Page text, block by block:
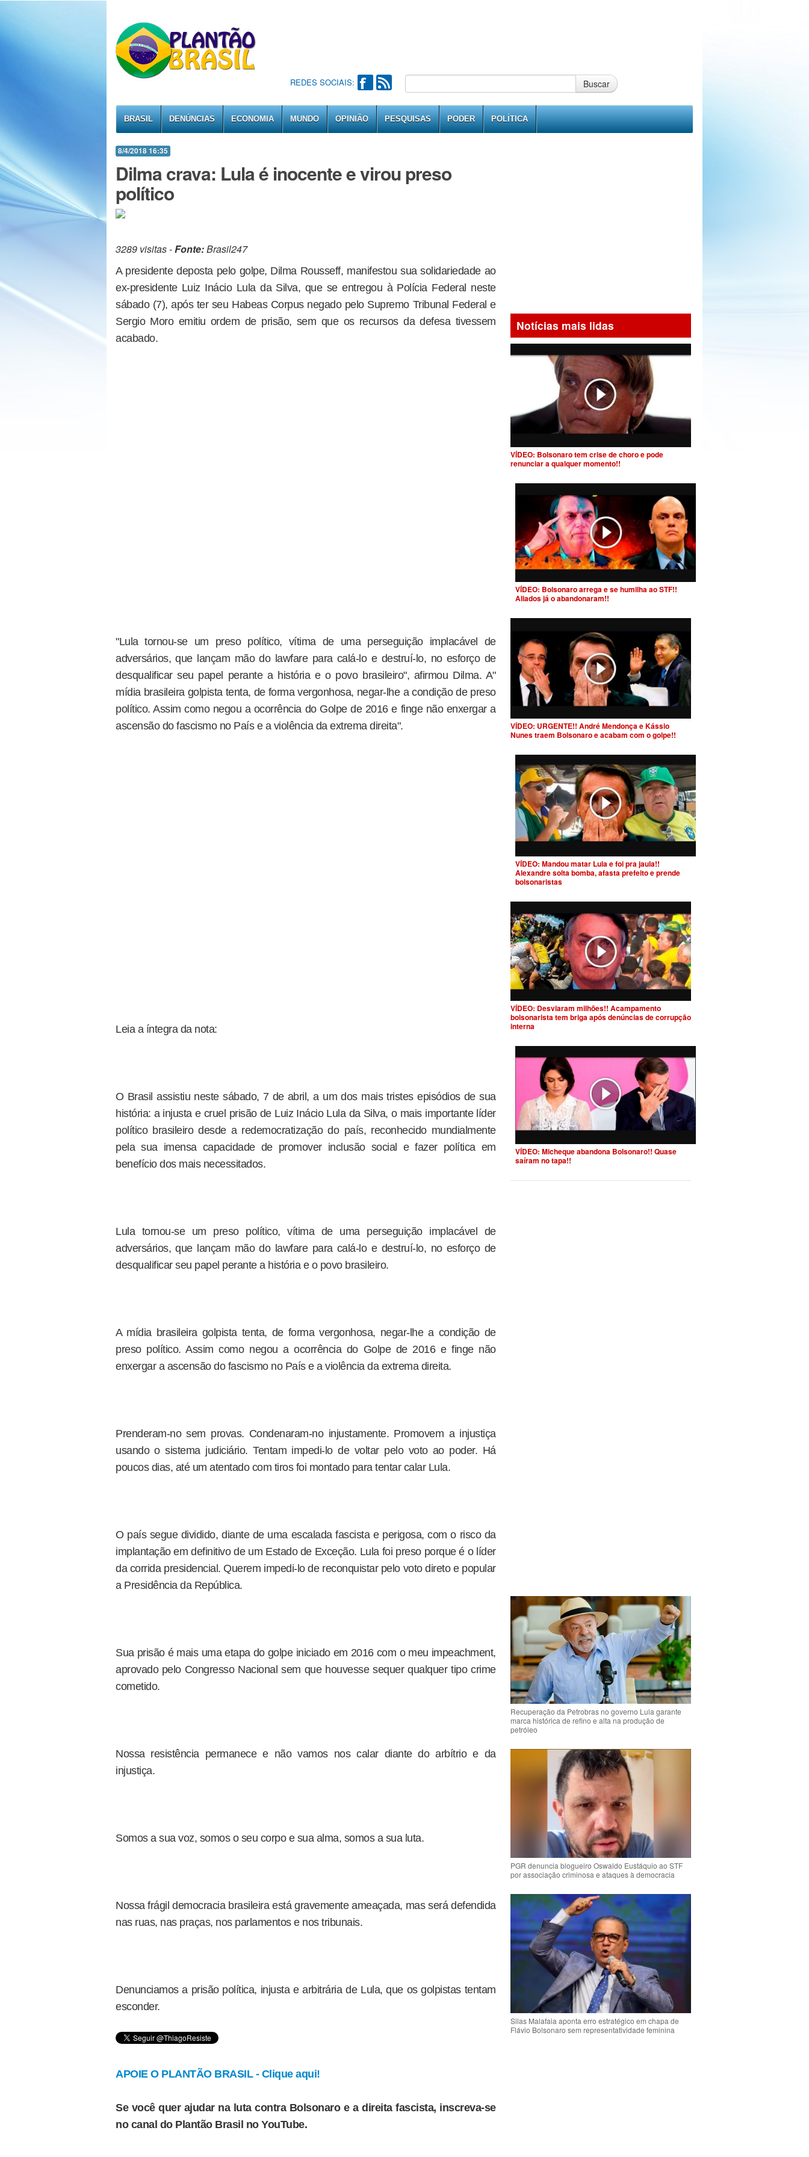
REDES SOCIAIS: Buscar
BRASIL DENÚNCIAS ECONOMIA MUNDO OPINIÃO PESQUISAS PODER POLÍTICA
8/4/2018 16:35
Dilma crava: Lula é inocente e virou preso
político
3289 visitas -Fonte:Brasil247
A presidente deposta pelo golpe, Dilma Rousseff, manifestou sua solidariedade ao
ex-presidente Luiz Inácio Lula da Silva, que se entregou à Polícia Federal neste
sábado (7), após ter seu Habeas Corpus negado pelo Supremo Tribunal Federal e
Sergio Moro emitiu ordem de prisão, sem que os recursos da defesa tivessem
acabado.
"Lula tornou-se um preso político, vítima de uma perseguição implacável de
adversários, que lançam mão do lawfare para calá-lo e destruí-lo, no esforço de
desqualificar seu papel perante a história e o povo brasileiro", afirmou Dilma. A"
mídia brasileira golpista tenta, de forma vergonhosa, negar-lhe a condição de preso
político. Assim como negou a ocorrência do Golpe de 2016 e finge não enxergar a
ascensão do fascismo no País e a violência da extrema direita".
Leia a íntegra da nota:
O Brasil assistiu neste sábado, 7 de abril, a um dos mais tristes episódios de sua
história: a injusta e cruel prisão de Luiz Inácio Lula da Silva, o mais importante líder
político brasileiro desde a redemocratização do país, reconhecido mundialmente
pela sua imensa capacidade de promover inclusão social e fazer política em
benefício dos mais necessitados.
Lula tornou-se um preso político, vítima de uma perseguição implacável de
adversários, que lançam mão do lawfare para calá-lo e destruí-lo, no esforço de
desqualificar seu papel perante a história e o povo brasileiro.
A mídia brasileira golpista tenta, de forma vergonhosa, negar-lhe a condição de
preso político. Assim como negou a ocorrência do Golpe de 2016 e finge não
enxergar a ascensão do fascismo no País e a violência da extrema direita.
Prenderam-no sem provas. Condenaram-no injustamente. Promovem a injustiça
usando o sistema judiciário. Tentam impedi-lo de voltar pelo voto ao poder. Há
poucos dias, até um atentado com tiros foi montado para tentar calar Lula.
O país segue dividido, diante de uma escalada fascista e perigosa, com o risco da
implantação em definitivo de um Estado de Exceção. Lula foi preso porque é o líder
da corrida presidencial. Querem impedi-lo de reconquistar pelo voto direto e popular
a Presidência da República.
Sua prisão é mais uma etapa do golpe iniciado em 2016 com o meu impeachment,
aprovado pelo Congresso Nacional sem que houvesse sequer qualquer tipo crime
cometido.
Nossa resistência permanece e não vamos nos calar diante do arbítrio e da
injustiça.
Somos a sua voz, somos o seu corpo e sua alma, somos a sua luta.
Nossa frágil democracia brasileira está gravemente ameaçada, mas será defendida
nas ruas, nas praças, nos parlamentos e nos tribunais.
Denunciamos a prisão política, injusta e arbitrária de Lula, que os golpistas tentam
esconder.
APOIE O PLANTÃO BRASIL - Clique aqui!
Se você quer ajudar na luta contra Bolsonaro e a direita fascista, inscreva-se
no canal do Plantão Brasil no YouTube.
Notícias mais lidas
VÍDEO: Bolsonaro tem crise de choro e pode
renunciar a qualquer momento!!
VÍDEO: Bolsonaro arrega e se humilha ao STF!!
Aliados já o abandonaram!!
VÍDEO: URGENTE!! André Mendonça e Kássio
Nunes traem Bolsonaro e acabam com o golpe!!
VÍDEO: Mandou matar Lula e foi pra jaula!!
Alexandre solta bomba, afasta prefeito e prende
bolsonaristas
VÍDEO: Desviaram milhões!! Acampamento
bolsonarista tem briga após denúncias de corrupção
interna
VÍDEO: Micheque abandona Bolsonaro!! Quase
saíram no tapa!!
Recuperação da Petrobras no governo Lula garante
marca histórica de refino e alta na produção de
petróleo
PGR denuncia blogueiro Oswaldo Eustáquio ao STF
por associação criminosa e ataques à democracia
Silas Malafaia aponta erro estratégico em chapa de
Flávio Bolsonaro sem representatividade feminina